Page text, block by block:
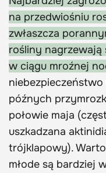
na przedwiośniu
zwłaszcza
rośliny nagrzewają
w ciągu mroźnej
późnych
połowie maja
uszkadzana
trójklapowy).
młode są bardziej